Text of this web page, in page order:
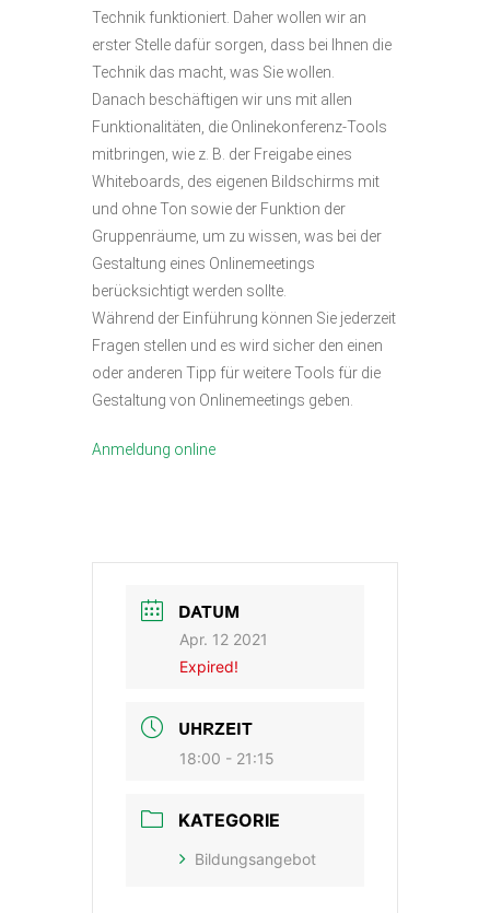
Technik funktioniert. Daher wollen wir an
erster Stelle dafür sorgen, dass bei Ihnen die
Technik das macht, was Sie wollen.
Danach beschäftigen wir uns mit allen
Funktionalitäten, die Onlinekonferenz-Tools
mitbringen, wie z. B. der Freigabe eines
Whiteboards, des eigenen Bildschirms mit
und ohne Ton sowie der Funktion der
Gruppenräume, um zu wissen, was bei der
Gestaltung eines Onlinemeetings
berücksichtigt werden sollte.
Während der Einführung können Sie jederzeit
Fragen stellen und es wird sicher den einen
oder anderen Tipp für weitere Tools für die
Gestaltung von Onlinemeetings geben.
Anmeldung online
DATUM
Apr. 12 2021
Expired!
UHRZEIT
18:00 - 21:15
KATEGORIE
Bildungsangebot